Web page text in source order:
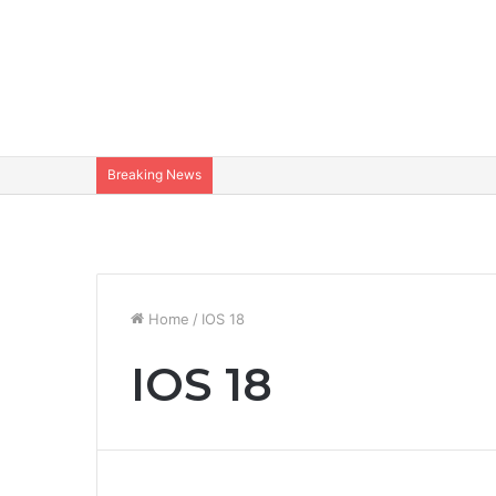
Breaking News
Home / IOS 18
IOS 18